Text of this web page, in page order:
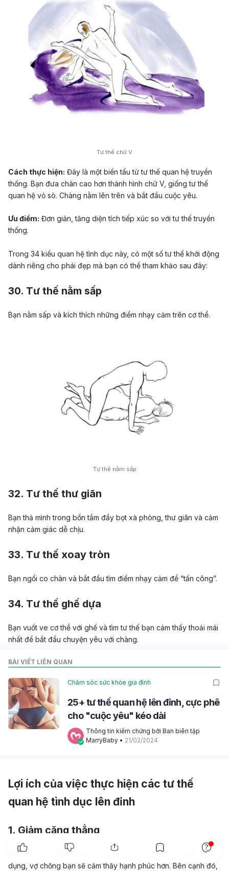
Tư thế chữ V
Cách thực hiện: Đây là một biến tấu từ tư thế quan hệ truyền
thống. Bạn đưa chân cao hơn thành hình chữ V, giống tư thế
quan hệ vỏ sò. Chàng nằm lên trên và bắt đầu cuộc yêu.
Ưu điểm: Đơn giản, tăng diện tích tiếp xúc so với tư thế truyền
thống.
Trong 34 kiểu quan hệ tình dục này, có một số tư thế khởi động
dành riêng cho phái đẹp mà bạn có thể tham khảo sau đây:
30. Tư thế nằm sấp
Bạn nằm sấp và kích thích những điểm nhạy cảm trên cơ thể.
Tư thế nằm sấp
32. Tư thế thư giãn
Bạn thả mình trong bồn tắm đầy bọt xà phòng, thư giãn và cảm
nhận cảm giác dễ chịu.
33. Tư thế xoay tròn
Bạn ngồi co chân và bắt đầu tìm điểm nhạy cảm để “tấn công”.
34. Tư thế ghế dựa
Bạn vuốt ve cơ thể với ghế và tìm tư thế bạn cảm thấy thoải mái
nhất để bắt đầu chuyện yêu với chàng.
BÀI VIẾT LIÊN QUAN
Chăm sóc sức khỏe gia đình
25+ tư thế quan hệ lên đỉnh, cực phê
cho "cuộc yêu" kéo dài
Thông tin kiểm chứng bởi Ban biên tập
MarryBaby • 21/02/2024
Lợi ích của việc thực hiện các tư thế
quan hệ tình dục lên đỉnh
1. Giảm căng thẳng
Khi biết các tư thế quan hệ tìnhlên đỉnh
và thường xuyên áp
dụng, vợ chồng bạn sẽ cảm thấy hạnh phúc hơn. Bên cạnh đó,